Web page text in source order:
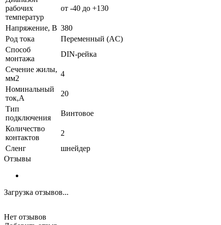
рабочих
температур
от -40 до +130
Напряжение, В 380
Род тока
Переменный (AC)
Способ
монтажа
DIN-рейка
Сечение жилы,
мм2
4
Номинальный
ток,А
20
Тип
подключения
Винтовое
Количество
контактов
2
Сленг
шнейдер
Отзывы
Загрузка отзывов...
Нет отзывов